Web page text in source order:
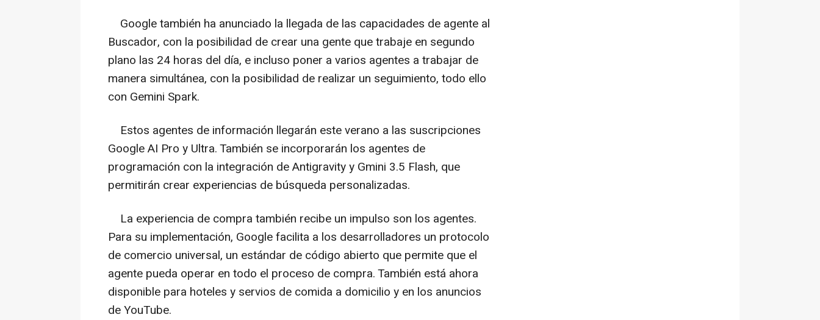
Google también ha anunciado la llegada de las capacidades de agente al
Buscador, con la posibilidad de crear una gente que trabaje en segundo
plano las 24 horas del día, e incluso poner a varios agentes a trabajar de
manera simultánea, con la posibilidad de realizar un seguimiento, todo ello
con Gemini Spark.
Estos agentes de información llegarán este verano a las suscripciones
Google AI Pro y Ultra. También se incorporarán los agentes de
programación con la integración de Antigravity y Gmini 3.5 Flash, que
permitirán crear experiencias de búsqueda personalizadas.
La experiencia de compra también recibe un impulso son los agentes.
Para su implementación, Google facilita a los desarrolladores un protocolo
de comercio universal, un estándar de código abierto que permite que el
agente pueda operar en todo el proceso de compra. También está ahora
disponible para hoteles y servios de comida a domicilio y en los anuncios
de YouTube.